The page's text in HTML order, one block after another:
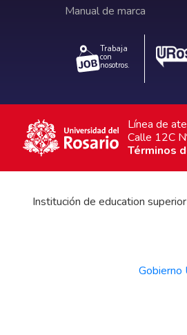
Manual de marca
Trabaja
con
nosotros.
Línea de
Calle 12C
Términos
Institución de education
Gobierno